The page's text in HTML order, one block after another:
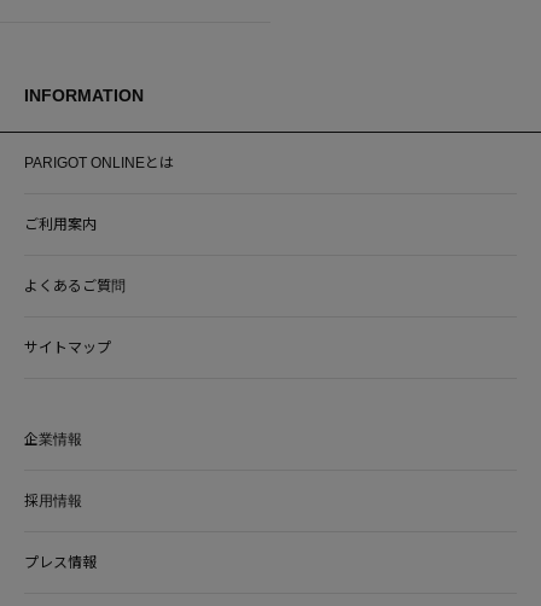
INFORMATION
PARIGOT ONLINEとは
ご利用案内
よくあるご質問
サイトマップ
企業情報
採用情報
プレス情報